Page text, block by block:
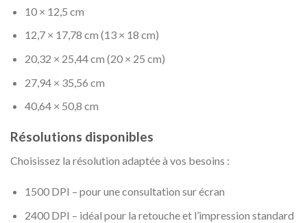
10 × 12,5 cm
12,7 × 17,78 cm (13 × 18 cm)
20,32 × 25,44 cm (20 × 25 cm)
27,94 × 35,56 cm
40,64 × 50,8 cm
Résolutions disponibles
Choisissez la résolution adaptée à vos besoins :
1500 DPI – pour une consultation sur écran
2400 DPI – idéal pour la retouche et l’impression standard